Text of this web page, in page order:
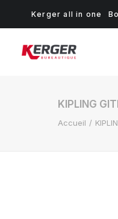
Kerger all in one
KIPLING
Accueil